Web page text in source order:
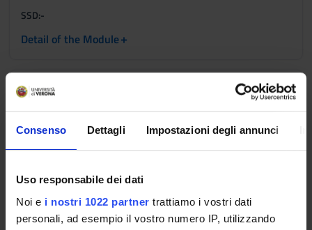
Consenso Dettagli Impostazioni degli annunci
Uso responsabile dei dati
Noi e i nostri 1022 partner trattiamo i vostri dati
personali, ad esempio il vostro numero IP, utilizzando
SSD:-
Detail of the Module+
Interazione orale e abilità di studio:
analisi delle dinamiche e chiavi per
supportarne lo sviluppo 1 Credits
SSD:-
+
Laboratori ed esercitazioni 3 Credits